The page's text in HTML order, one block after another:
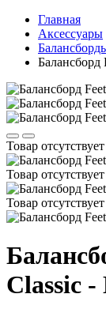
Главная
Аксессуары
Товар отсутствует
Товар отсутствует
Товар отсутствует
Classic